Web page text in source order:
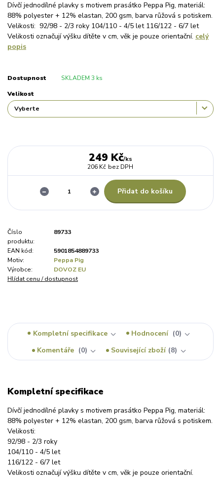
Dívčí jednodílné plavky s motivem prasátko Peppa Pig, materiál:
88% polyester + 12% elastan, 200 gsm, barva růžová s potiskem.
Velikosti: 92/98 - 2/3 roky 104/110 - 4/5 let 116/122 - 6/7 let
Velikosti označují výšku dítěte v cm, věk je pouze orientační. celý
popis
Dostupnost SKLADEM 3 ks
Velikost
249 Kč/ks
206 Kč bez DPH
Přidat do košíku
Číslo
produktu:
89733
EAN kód:
5901854889733
Motiv:
Peppa Pig
Výrobce:
DOVOZ EU
Hlídat cenu / dostupnost
Kompletní specifikace Hodnocení
0
Komentáře
0 Související zboží 8
Kompletní specifikace
Dívčí jednodílné plavky s motivem prasátko Peppa Pig, materiál:
88% polyester + 12% elastan, 200 gsm, barva růžová s potiskem.
Velikosti:
92/98 - 2/3 roky
104/110 - 4/5 let
116/122 - 6/7 let
Velikosti označují výšku dítěte v cm, věk je pouze orientační.